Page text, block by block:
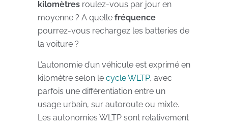
kilomètres roulez-vous par jour en
moyenne ? A quelle fréquence
pourrez-vous rechargez les batteries de
la voiture ?
L’autonomie d’un véhicule est exprimé en
kilomètre selon le cycle WLTP, avec
parfois une différentiation entre un
usage urbain, sur autoroute ou mixte.
Les autonomies WLTP sont relativement